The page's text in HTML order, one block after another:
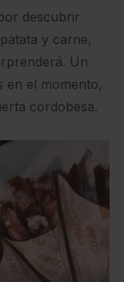
descubrir
y carne,
Un
en el momento,
cordobesa.